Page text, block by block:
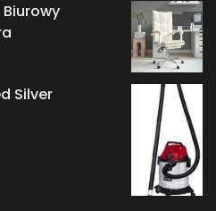
Biurowy
Silver